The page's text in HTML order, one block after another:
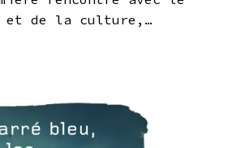
de la culture,…